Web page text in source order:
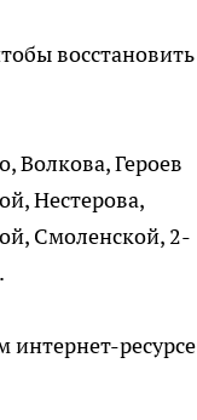
восстановить
Волкова, Героев
Нестерова,
Смоленской, 2-
интернет-ресурсе